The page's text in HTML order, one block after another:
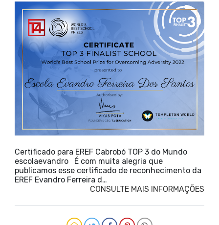
Certificado para EREF Cabrobó TOP 3 do Mundo
escolaevandro É com muita alegria que
publicamos esse certificado de reconhecimento da
EREF Evandro Ferreira d…
CONSULTE MAIS INFORMAÇÕES